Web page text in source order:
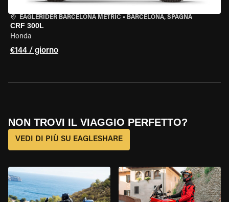
EAGLERIDER BARCELONA METRIC • BARCELONA, SPAGNA
CRF 300L
Honda
€144 / giorno
NON TROVI IL VIAGGIO PERFETTO?
VEDI DI PIÙ SU EAGLESHARE